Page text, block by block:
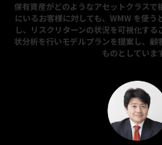
保有資産がどのようなアセットクラスで
にいるお客様に対しても、WMW を使う
し、リスクリターンの状況を可視化す
状分析を行いモデルプランを提案し、顧
ものとしていま